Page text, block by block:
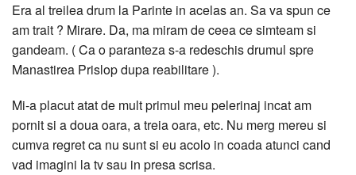
Era al treilea drum la Parinte in acelas an. Sa va spun ce
am trait ? Mirare. Da, ma miram de ceea ce simteam si
gandeam. ( Ca o paranteza s-a redeschis drumul spre
Manastirea Prislop dupa reabilitare ).
Mi-a placut atat de mult primul meu pelerinaj incat am
pornit si a doua oara, a treia oara, etc. Nu merg mereu si
cumva regret ca nu sunt si eu acolo in coada atunci cand
vad imagini la tv sau in presa scrisa.